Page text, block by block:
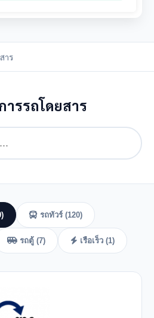
าร
รรถโดยสาร
รถทัวร์ (120)
รถตู้ (7) เรือเร็ว (1)